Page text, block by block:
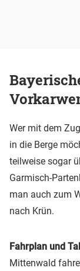
Wer mit dem
in die Berge
teilweise sogar
Garmisch-
man auch zum
nach Krün.
Fahrplan und
Mittenwald